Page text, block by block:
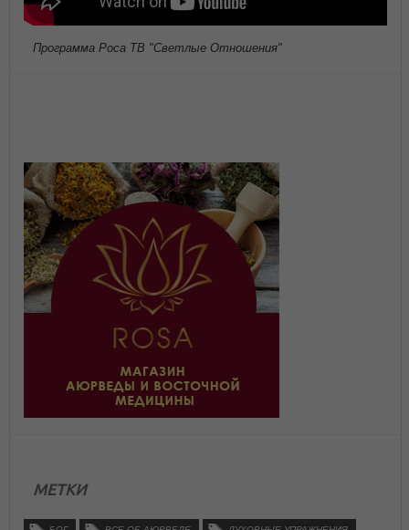
Программа Роса ТВ "Светлые Отношения"
МЕТКИ